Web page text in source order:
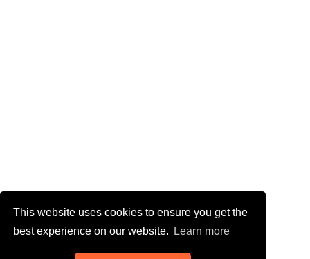
This website uses cookies to ensure you get the
best experience on our website.
Learn more